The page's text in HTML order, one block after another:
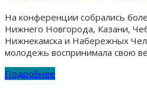
На конференции собрались
Нижнего Новгорода, Казани,
Нижнекамска и Набережных
молодежь воспринимала свою
Подробнее